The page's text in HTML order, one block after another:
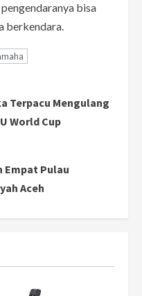
bisa
berkendara.
Terpacu Mengulang
World Cup
Empat Pulau
Aceh